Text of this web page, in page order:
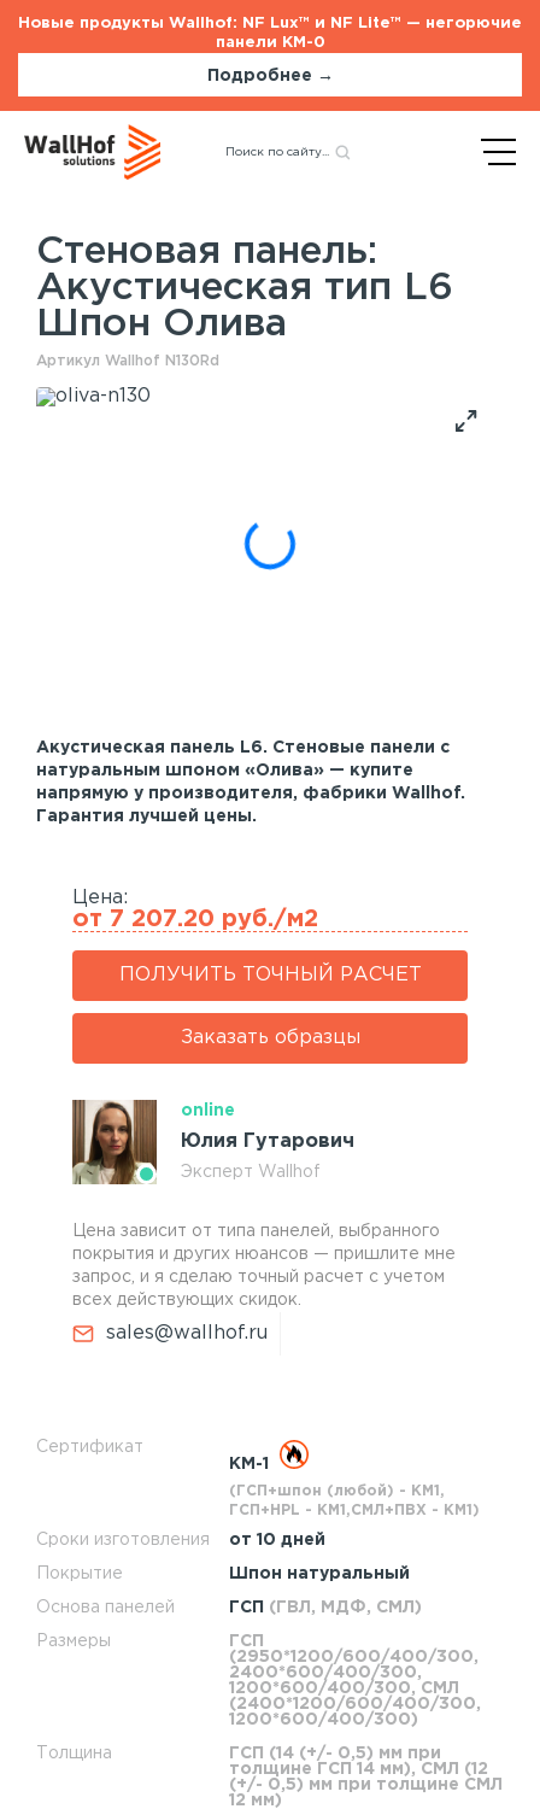
Новые продукты Wallhof: NF Lux™ и NF Lite™ — негорючие
панели КМ-0
Подробнее →
Стеновые панели
Шпонированные панели
Акустические панели
Панели с полимерным покрытием
Шпонированные панели
Услуги
Монтаж акустических панелей
Назад
Акустические панели
Стеновая панель:
Акустическая тип L6
Шпон Олива
Артикул Wallhof N130Rd
Акустическая панель L6. Стеновые панели с
натуральным шпоном «Олива» — купите
напрямую у производителя, фабрики Wallhof.
Гарантия лучшей цены.
Сертификат
КМ-1
(ГСП+шпон (любой) - КМ1,
ГСП+HPL - КМ1,СМЛ+ПВХ - КМ1)
Сроки изготовления от 10 дней
Покрытие Шпон натуральный
Основа панелей ГСП (ГВЛ, МДФ, СМЛ)
Размеры
ГСП
(2950*1200/600/400/300,
2400*600/400/300,
1200*600/400/300, СМЛ
(2400*1200/600/400/300,
1200*600/400/300)
Толщина
ГСП (14 (+/- 0,5) мм при
толщине ГСП 14 мм), СМЛ (12
(+/- 0,5) мм при толщине СМЛ
12 мм)
Цена:
от 7 207.20 руб./м2
ПОЛУЧИТЬ ТОЧНЫЙ РАСЧЕТ
Заказать образцы
online
Юлия Гутарович
Эксперт Wallhof
Цена зависит от типа панелей, выбранного
покрытия и других нюансов — пришлите мне
запрос, и я сделаю точный расчет с учетом
всех действующих скидок.
sales@wallhof.ru